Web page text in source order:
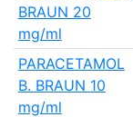
BRAUN 20
mg/ml
PARACETAMOL
B. BRAUN 10
mg/ml